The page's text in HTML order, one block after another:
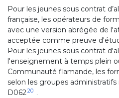
Pour les jeunes sous contrat
française, les opérateurs de
avec une version abrégée de
acceptée comme preuve
Pour les jeunes sous contrat
l'enseignement à temps plein
Communauté flamande, les
selon les groupes
D06220 .